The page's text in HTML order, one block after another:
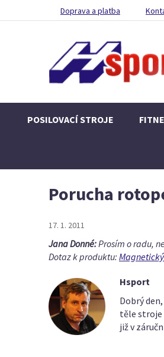
Doprava a platba
POSILOVACÍ STROJE
Porucha
17. 1. 2011
Jana Donné:Prosím o radu,
Dotaz k produktu: Magnetický
Hsport
Dobrý
těle stroje
již v